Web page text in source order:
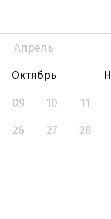
Апрель
Октябрь
09 10 11
26 27 28